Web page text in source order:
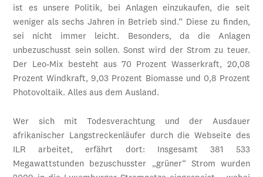
ist es unsere Politik, bei Anlagen einzukaufen, die seit
weniger als sechs Jahren in Betrieb sind.“ Diese zu finden,
sei nicht immer leicht. Besonders, da die Anlagen
unbezuschusst sein sollen. Sonst wird der Strom zu teuer.
Der Leo-Mix besteht aus 70 Prozent Wasserkraft, 20,08
Prozent Windkraft, 9,03 Prozent Biomasse und 0,8 Prozent
Photovoltaik. Alles aus dem Ausland.
Wer sich mit Todesverachtung und der Ausdauer
afrikanischer Langstreckenläufer durch die Webseite des
ILR arbeitet, erfährt dort: Insgesamt 381 533
Megawattstunden bezuschusster „grüner“ Strom wurden